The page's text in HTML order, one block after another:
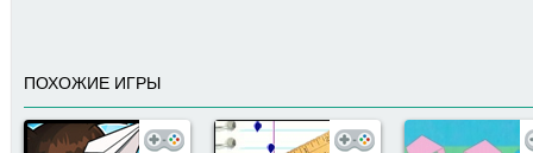
ПОХОЖИЕ ИГРЫ